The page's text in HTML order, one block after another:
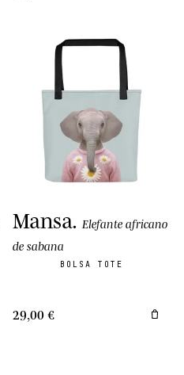
Mansa. Elefante africano
de sabana
BOLSA TOTE
29,00 €